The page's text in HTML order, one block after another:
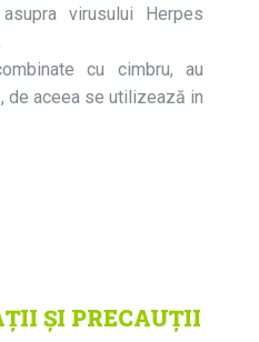
virusului Herpes
cu cimbru, au
de aceea se utilizează in
ŞI PRECAUŢII